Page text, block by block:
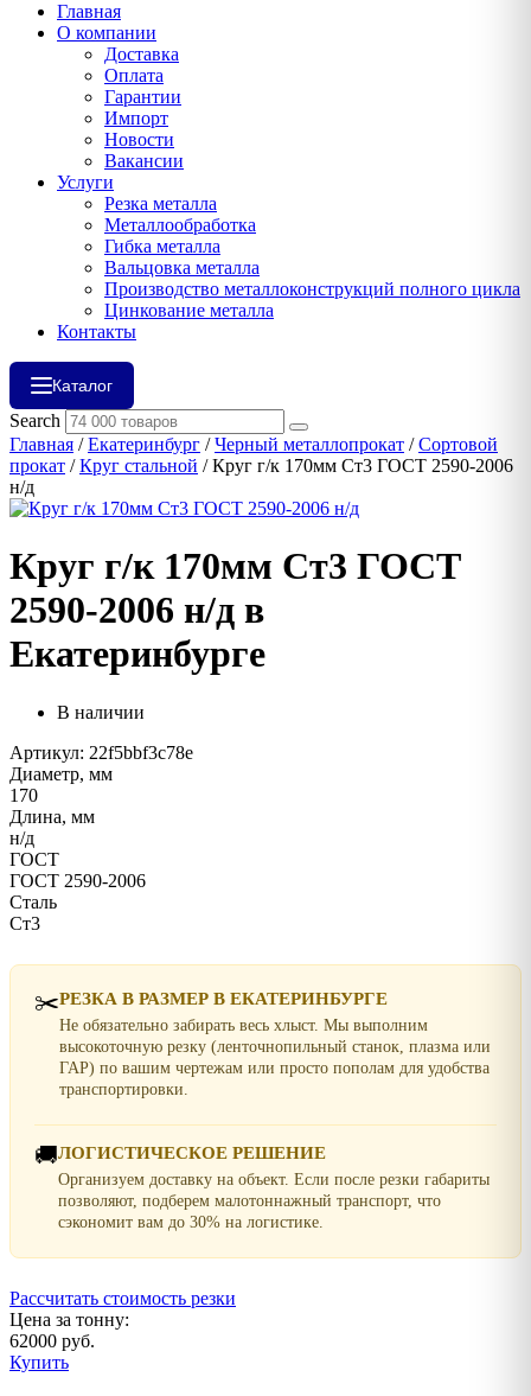
Главная
О компании
Доставка
Оплата
Гарантии
Импорт
Новости
Вакансии
Услуги
Резка металла
Металлообработка
Гибка металла
Вальцовка металла
Производство металлоконструкций полного цикла
Цинкование металла
Контакты
Каталог
Search
Главная /Екатеринбург /Черный металлопрокат /Сортовой
прокат /Круг стальной / Круг г/к 170мм Ст3 ГОСТ 2590-2006
н/д
Круг г/к 170мм Ст3 ГОСТ
2590-2006 н/д в
Екатеринбурге
В наличии
Артикул: 22f5bbf3c78e
Диаметр, мм
170
Длина, мм
н/д
ГОСТ
ГОСТ 2590-2006
Сталь
Ст3
✂️РЕЗКА В РАЗМЕР В ЕКАТЕРИНБУРГЕ
Не обязательно забирать весь хлыст. Мы выполним
высокоточную резку (ленточнопильный станок, плазма или
ГАР) по вашим чертежам или просто пополам для удобства
транспортировки.
🚚ЛОГИСТИЧЕСКОЕ РЕШЕНИЕ
Организуем доставку на объект. Если после резки габариты
позволяют, подберем малотоннажный транспорт, что
сэкономит вам до 30% на логистике.
Рассчитать стоимость резки
Цена за тонну:
62000 руб.
Купить